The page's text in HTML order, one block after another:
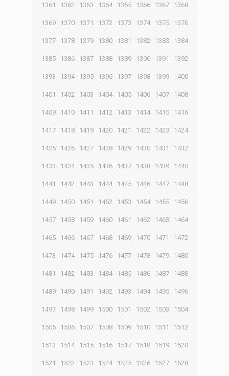
1361 1362 1363 1364 1365 1366 1367 1368
1369 1370 1371 1372 1373 1374 1375 1376
1377 1378 1379 1380 1381 1382 1383 1384
1385 1386 1387 1388 1389 1390 1391 1392
1393 1394 1395 1396 1397 1398 1399 1400
1401 1402 1403 1404 1405 1406 1407 1408
1409 1410 1411 1412 1413 1414 1415 1416
1417 1418 1419 1420 1421 1422 1423 1424
1425 1426 1427 1428 1429 1430 1431 1432
1433 1434 1435 1436 1437 1438 1439 1440
1441 1442 1443 1444 1445 1446 1447 1448
1449 1450 1451 1452 1453 1454 1455 1456
1457 1458 1459 1460 1461 1462 1463 1464
1465 1466 1467 1468 1469 1470 1471 1472
1473 1474 1475 1476 1477 1478 1479 1480
1481 1482 1483 1484 1485 1486 1487 1488
1489 1490 1491 1492 1493 1494 1495 1496
1497 1498 1499 1500 1501 1502 1503 1504
1505 1506 1507 1508 1509 1510 1511 1512
1513 1514 1515 1516 1517 1518 1519 1520
1521 1522 1523 1524 1525 1526 1527 1528